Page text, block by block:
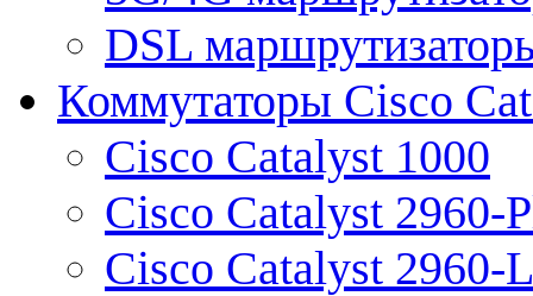
DSL
Коммутаторы Cisco
Cisco Catalyst 1000
Cisco Catalyst 2960-
Cisco Catalyst 2960-L